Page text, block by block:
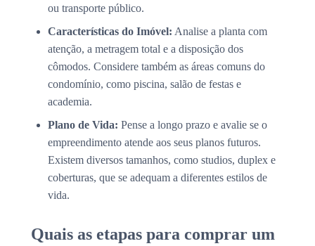
ou transporte público.
Características do Imóvel: Analise a planta com
atenção, a metragem total e a disposição dos
cômodos. Considere também as áreas comuns do
condomínio, como piscina, salão de festas e
academia.
Plano de Vida: Pense a longo prazo e avalie se o
empreendimento atende aos seus planos futuros.
Existem diversos tamanhos, como studios, duplex e
coberturas, que se adequam a diferentes estilos de
vida.
Quais as etapas para comprar um